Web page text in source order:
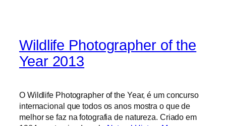
Wildlife Photographer of the
Year 2013
O Wildlife Photographer of the Year, é um concurso
internacional que todos os anos mostra o que de
melhor se faz na fotografia de natureza. Criado em